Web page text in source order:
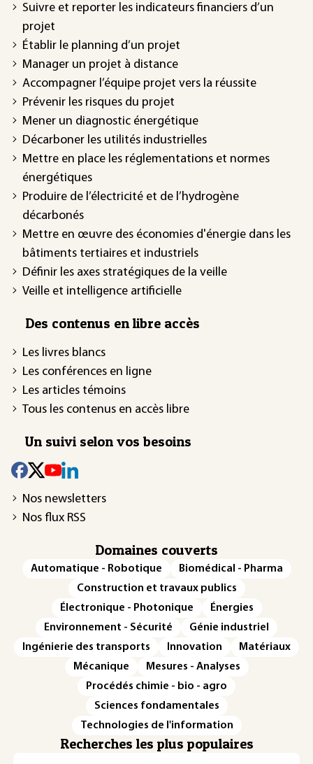
Suivre et reporter les indicateurs financiers d’un
projet
Établir le planning d’un projet
Manager un projet à distance
Accompagner l’équipe projet vers la réussite
Prévenir les risques du projet
Mener un diagnostic énergétique
Décarboner les utilités industrielles
Mettre en place les réglementations et normes
énergétiques
Produire de l’électricité et de l’hydrogène
décarbonés
Mettre en œuvre des économies d'énergie dans les
bâtiments tertiaires et industriels
Définir les axes stratégiques de la veille
Veille et intelligence artificielle
Des contenus en libre accès
Les livres blancs
Les conférences en ligne
Les articles témoins
Tous les contenus en accès libre
Un suivi selon vos besoins
Nos newsletters
Nos flux RSS
Domaines couverts
Automatique - Robotique
Biomédical - Pharma
Construction et travaux publics
Électronique - Photonique
Énergies
Environnement - Sécurité
Génie industriel
Ingénierie des transports
Innovation
Matériaux
Mécanique
Mesures - Analyses
Procédés chimie - bio - agro
Sciences fondamentales
Technologies de l'information
Recherches les plus populaires